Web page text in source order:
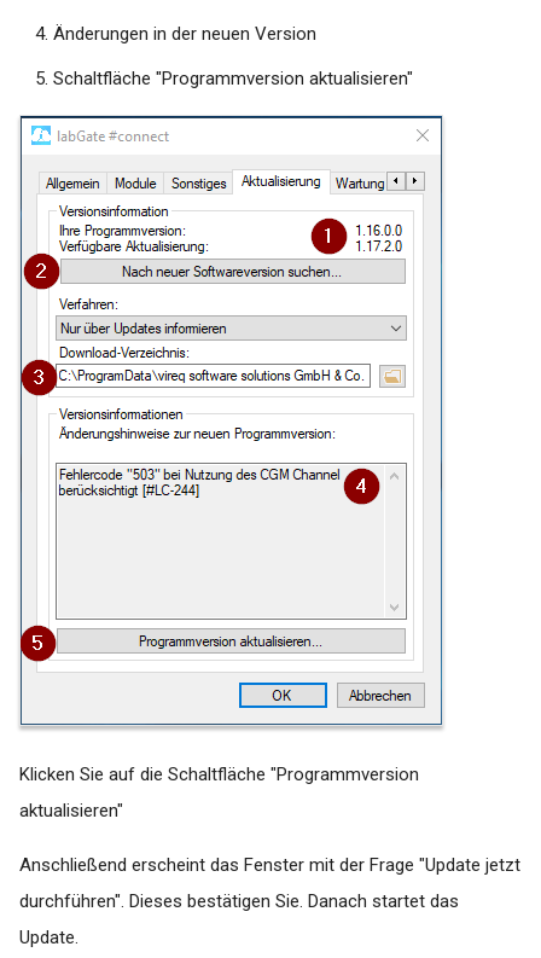
von labGate #connect?
Druckerkonfiguration für A5
Druck auf Triumph Adler P-
4020DN unter Mac OS
Tools
Falscher Datumsübertrag von
AIS ins WEB
Aktualisierung #connect
Batch Skripte
Quartalsübergreifende
Medatixx FK 8512 letzte
Periode Fehlermeldung:
HZV-Patienten falsch
übermittelt
Medical Office - Keine
Fehler: Es gibt für die aktuelle
Gebührenordnung keinen
Änderungen in der neuen Version
Schaltfläche "Programmversion aktualisieren"
Klicken Sie auf die Schaltfläche "Programmversion
aktualisieren"
Anschließend erscheint das Fenster mit der Frage "Update jetzt
durchführen". Dieses bestätigen Sie. Danach startet das
Update.